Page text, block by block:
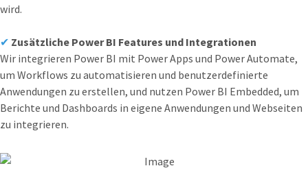
wird.
✔ Zusätzliche Power BI Features und Integrationen
Wir integrieren Power BI mit Power Apps und Power Automate,
um Workflows zu automatisieren und benutzerdefinierte
Anwendungen zu erstellen, und nutzen Power BI Embedded, um
Berichte und Dashboards in eigene Anwendungen und Webseiten
zu integrieren.